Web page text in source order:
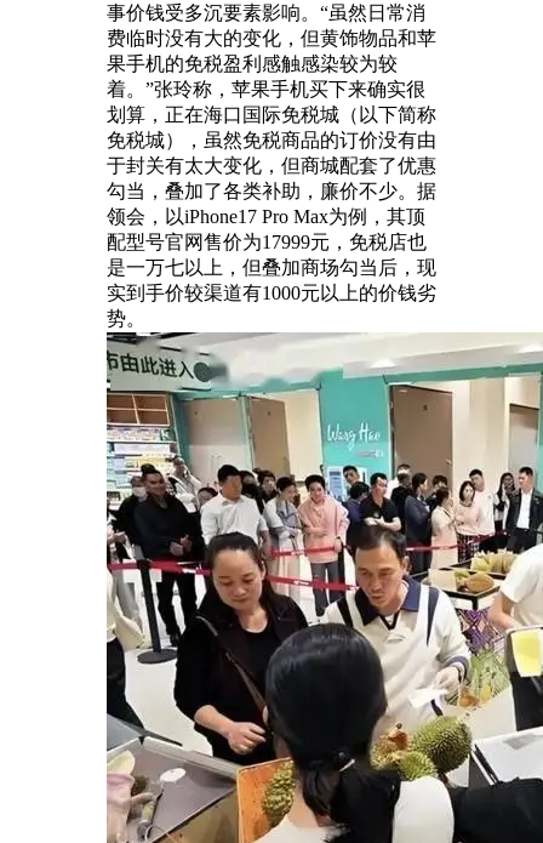
事价钱受多沉要素影响。“虽然日常消
费临时没有大的变化，但黄饰物品和苹
果手机的免税盈利感触感染较为较
着。”张玲称，苹果手机买下来确实很
划算，正在海口国际免税城（以下简称
免税城），虽然免税商品的订价没有由
于封关有太大变化，但商城配套了优惠
勾当，叠加了各类补助，廉价不少。据
领会，以iPhone17 Pro Max为例，其顶
配型号官网售价为17999元，免税店也
是一万七以上，但叠加商场勾当后，现
实到手价较渠道有1000元以上的价钱劣
势。